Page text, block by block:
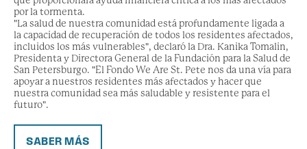
por la tormenta.
"La salud de nuestra comunidad está profundamente ligada a
la capacidad de recuperación de todos los residentes afectados,
incluidos los más vulnerables", declaró la Dra. Kanika Tomalin,
Presidenta y Directora General de la Fundación para la Salud de
San Petersburgo. "El Fondo We Are St. Pete nos da una vía para
apoyar a nuestros residentes más afectados y hacer que
nuestra comunidad sea más saludable y resistente para el
futuro".
SABER MÁS